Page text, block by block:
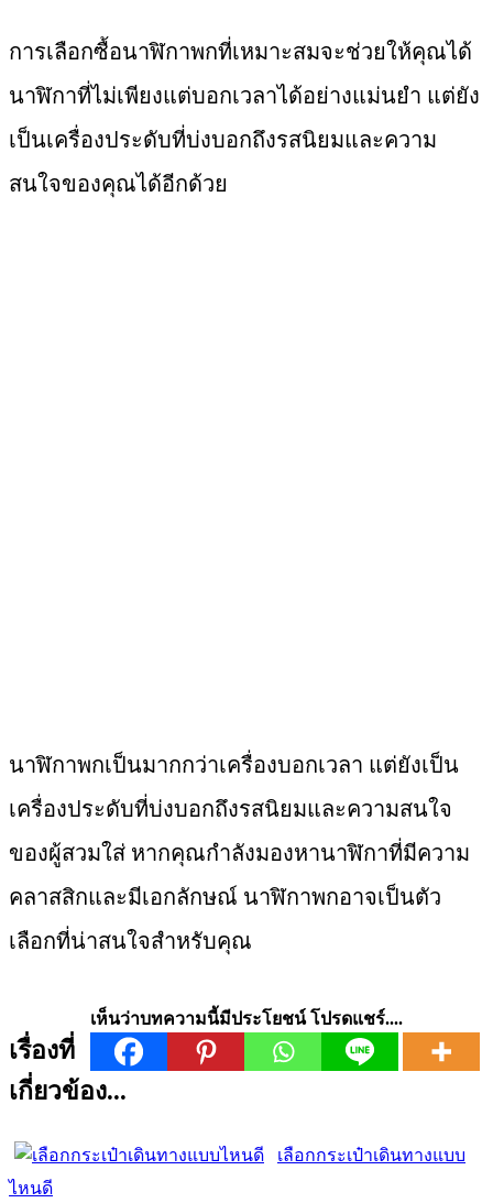
การเลือกซื้อนาฬิกาพกที่เหมาะสมจะช่วยให้คุณได้
นาฬิกาที่ไม่เพียงแต่บอกเวลาได้อย่างแม่นยำ แต่ยัง
เป็นเครื่องประดับที่บ่งบอกถึงรสนิยมและความ
สนใจของคุณได้อีกด้วย
นาฬิกาพกเป็นมากกว่าเครื่องบอกเวลา แต่ยังเป็น
เครื่องประดับที่บ่งบอกถึงรสนิยมและความสนใจ
ของผู้สวมใส่ หากคุณกำลังมองหานาฬิกาที่มีความ
คลาสสิกและมีเอกลักษณ์ นาฬิกาพกอาจเป็นตัว
เลือกที่น่าสนใจสำหรับคุณ
เห็นว่าบทความนี้มีประโยชน์ โปรดแชร์....
เรื่องที่
เกี่ยวข้อง...
เลือกกระเป๋าเดินทางแบบ
ไหนดี